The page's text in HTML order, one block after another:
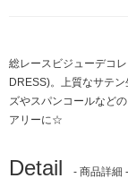
総レースビジューデコ
DRESS)。上質なサテ
ズやスパンコールなど
アリーに☆
Detail - 商品詳細 -